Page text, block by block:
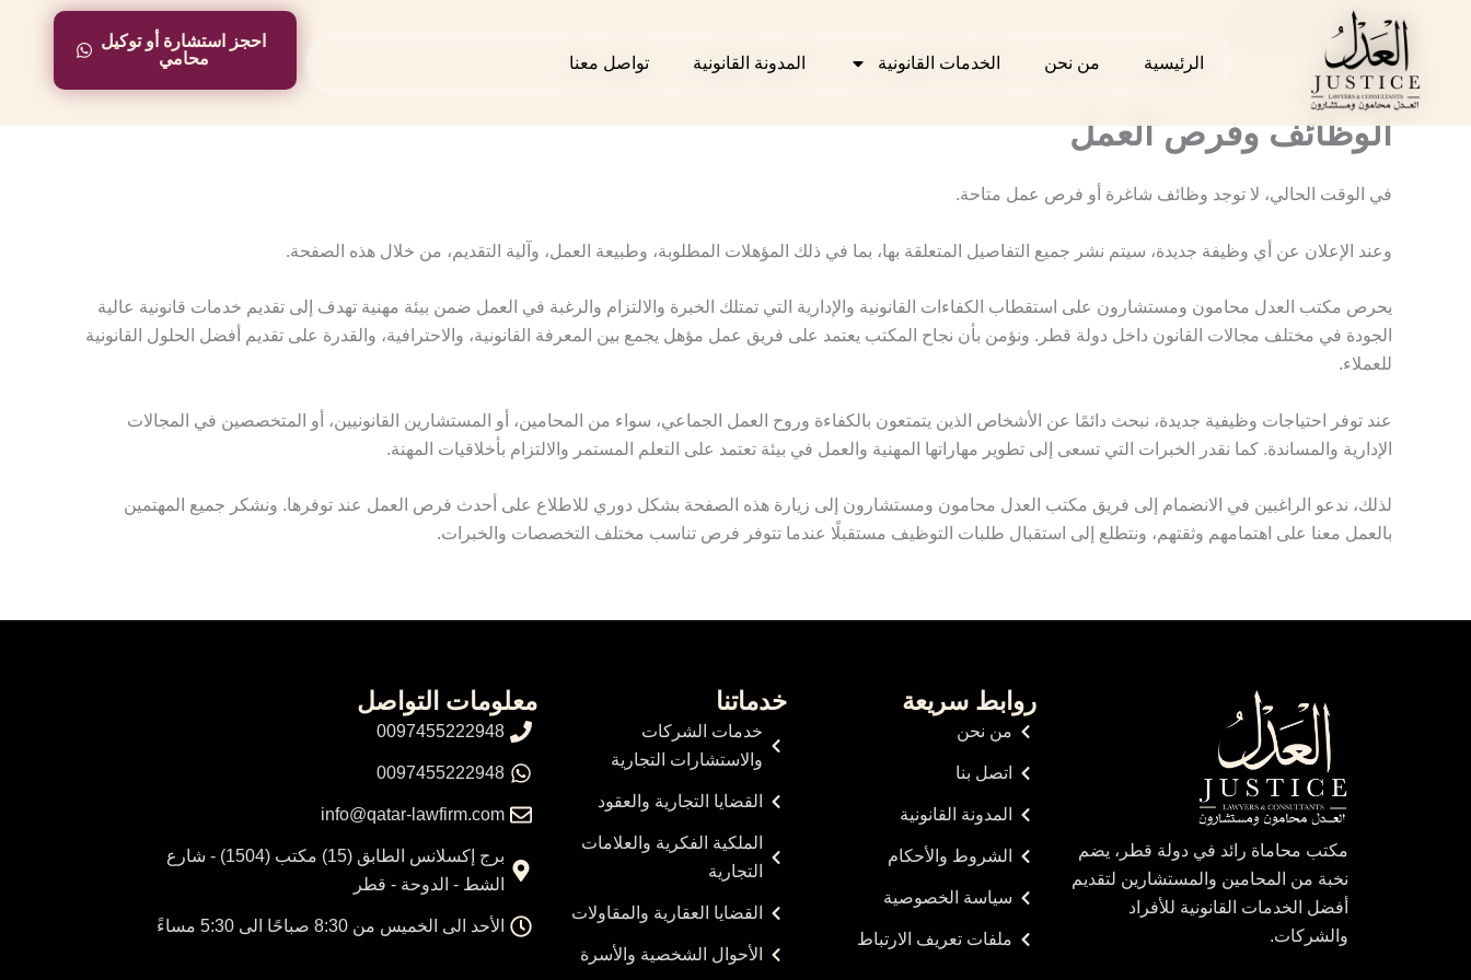
الرئيسية من نحن الخدمات القانونية المدونة القانونية تواصل معنا
احجز استشارة أو توكيل
محامي
الرئيسية من نحن الخدمات القانونية المدونة القانونية تواصل معنا
احجز استشارة أو توكيل
محامي
الوظائف وفرص العمل
الوظائف وفرص العمل
في الوقت الحالي، لا توجد وظائف شاغرة أو فرص عمل متاحة.
وعند الإعلان عن أي وظيفة جديدة، سيتم نشر جميع التفاصيل المتعلقة بها، بما في ذلك المؤهلات المطلوبة، وطبيعة العمل، وآلية التقديم، من خلال هذه الصفحة.
يحرص مكتب العدل محامون ومستشارون على استقطاب الكفاءات القانونية والإدارية التي تمتلك الخبرة والالتزام والرغبة في العمل ضمن بيئة مهنية تهدف إلى تقديم خدمات قانونية عالية
الجودة في مختلف مجالات القانون داخل دولة قطر. ونؤمن بأن نجاح المكتب يعتمد على فريق عمل مؤهل يجمع بين المعرفة القانونية، والاحترافية، والقدرة على تقديم أفضل الحلول القانونية
للعملاء.
عند توفر احتياجات وظيفية جديدة، نبحث دائمًا عن الأشخاص الذين يتمتعون بالكفاءة وروح العمل الجماعي، سواء من المحامين، أو المستشارين القانونيين، أو المتخصصين في المجالات
الإدارية والمساندة. كما نقدر الخبرات التي تسعى إلى تطوير مهاراتها المهنية والعمل في بيئة تعتمد على التعلم المستمر والالتزام بأخلاقيات المهنة.
لذلك، ندعو الراغبين في الانضمام إلى فريق مكتب العدل محامون ومستشارون إلى زيارة هذه الصفحة بشكل دوري للاطلاع على أحدث فرص العمل عند توفرها. ونشكر جميع المهتمين
بالعمل معنا على اهتمامهم وثقتهم، ونتطلع إلى استقبال طلبات التوظيف مستقبلًا عندما تتوفر فرص تناسب مختلف التخصصات والخبرات.
مكتب محاماة رائد في دولة قطر، يضم
نخبة من المحامين والمستشارين لتقديم
أفضل الخدمات القانونية للأفراد
والشركات.
روابط سريعة
من نحن
اتصل بنا
المدونة القانونية
الشروط والأحكام
سياسة الخصوصية
ملفات تعريف الارتباط
خدماتنا
خدمات الشركات
والاستشارات التجارية
القضايا التجارية والعقود
الملكية الفكرية والعلامات
التجارية
القضايا العقارية والمقاولات
الأحوال الشخصية والأسرة
معلومات التواصل
0097455222948
0097455222948
info@qatar-lawfirm.com
برج إكسلانس الطابق (15) مكتب (1504) - شارع
الشط - الدوحة - قطر
الأحد الى الخميس من 8:30 صباحًا الى 5:30 مساءً